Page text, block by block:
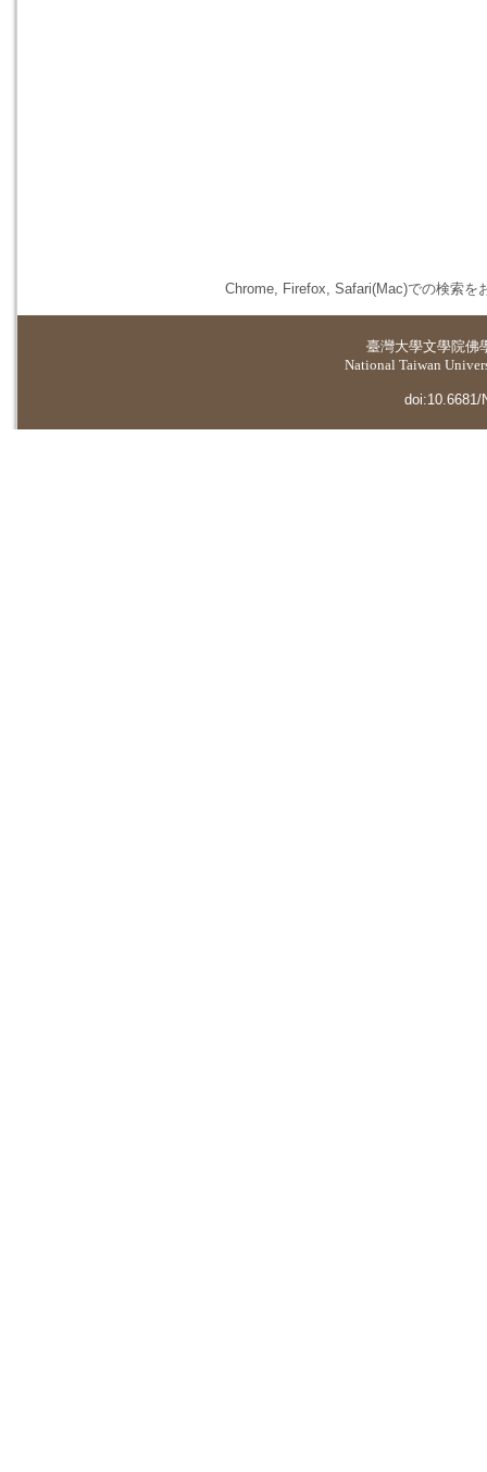
Chrome, Firefox, Safari(Mac)での検索を
臺灣大學文學院佛
National Taiwan
doi:10.6681/